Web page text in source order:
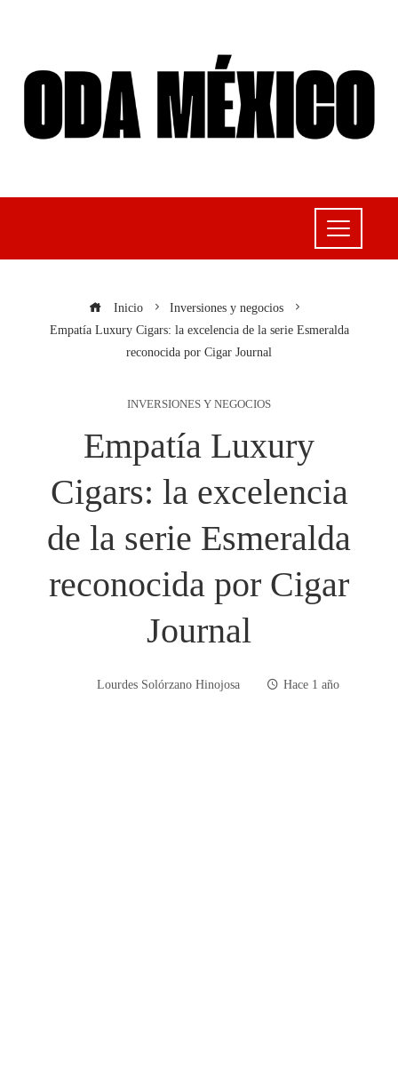
Inicio
Inversiones y negocios
Empatía Luxury Cigars: la excelencia de la serie Esmeralda
reconocida por Cigar Journal
INVERSIONES Y NEGOCIOS
Empatía Luxury
Cigars: la excelencia
de la serie Esmeralda
reconocida por Cigar
Journal
Lourdes Solórzano Hinojosa Hace 1 año